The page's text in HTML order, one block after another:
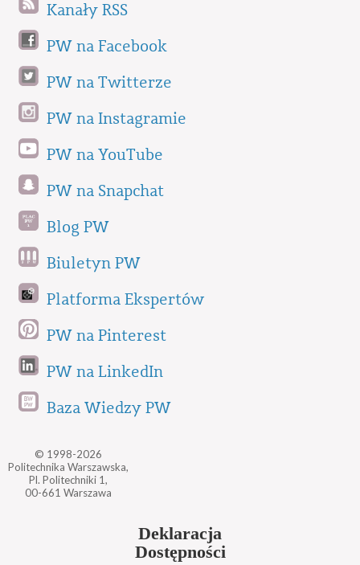
Kanały RSS
PW na Facebook
PW na Twitterze
PW na Instagramie
PW na YouTube
PW na Snapchat
Blog PW
Biuletyn PW
Platforma Ekspertów
PW na Pinterest
PW na LinkedIn
Baza Wiedzy PW
© 1998-2026
Politechnika Warszawska,
Pl. Politechniki 1,
00-661 Warszawa
Deklaracja
Dostępności